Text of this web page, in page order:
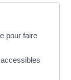
pour faire